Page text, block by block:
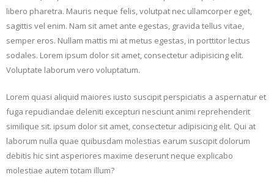
libero pharetra. Mauris neque felis, volutpat nec ullamcorper eget,
sagittis vel enim. Nam sit amet ante egestas, gravida tellus vitae,
semper eros. Nullam mattis mi at metus egestas, in porttitor lectus
sodales. Lorem ipsum dolor sit amet, consectetur adipisicing elit.
Voluptate laborum vero voluptatum.
Lorem quasi aliquid maiores iusto suscipit perspiciatis a aspernatur et
fuga repudiandae deleniti excepturi nesciunt animi reprehenderit
similique sit. ipsum dolor sit amet, consectetur adipisicing elit. Qui at
laborum nulla quae quibusdam molestias earum suscipit dolorum
debitis hic sint asperiores maxime deserunt neque explicabo
molestiae autem totam illum?